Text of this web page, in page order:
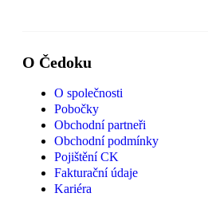
O Čedoku
O společnosti
Pobočky
Obchodní partneři
Obchodní podmínky
Pojištění CK
Fakturační údaje
Kariéra